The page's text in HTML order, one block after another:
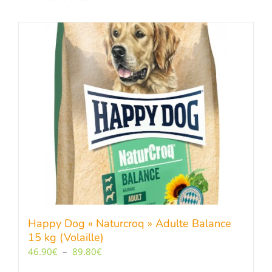
Happy Dog « Naturcroq » Adulte Balance
15 kg (Volaille)
46.90€ – 89.80€